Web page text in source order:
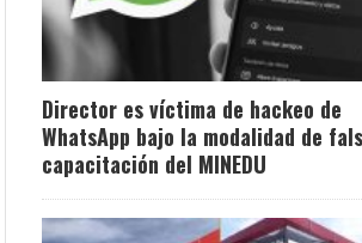
Director es víctima de hackeo de
WhatsApp bajo la modalidad de
capacitación del MINEDU